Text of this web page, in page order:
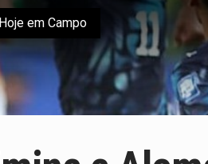
em Campo